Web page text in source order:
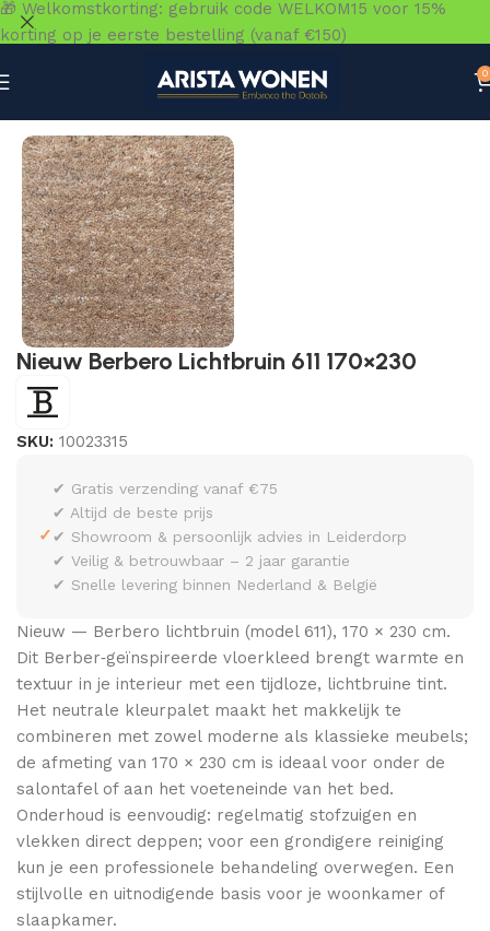
0
Nieuw Berbero Lichtbruin 611 170×230
SKU: 10023315
✓
✔ Gratis verzending vanaf €75
✔ Altijd de beste prijs
✔ Showroom & persoonlijk advies in Leiderdorp
✔ Veilig & betrouwbaar – 2 jaar garantie
✔ Snelle levering binnen Nederland & België
Nieuw — Berbero lichtbruin (model 611), 170 × 230 cm.
Dit Berber‑geïnspireerde vloerkleed brengt warmte en
textuur in je interieur met een tijdloze, lichtbruine tint.
Het neutrale kleurpalet maakt het makkelijk te
combineren met zowel moderne als klassieke meubels;
de afmeting van 170 × 230 cm is ideaal voor onder de
salontafel of aan het voeteneinde van het bed.
Onderhoud is eenvoudig: regelmatig stofzuigen en
vlekken direct deppen; voor een grondigere reiniging
kun je een professionele behandeling overwegen. Een
stijlvolle en uitnodigende basis voor je woonkamer of
slaapkamer.
🎁 Welkomstkorting: gebruik code WELKOM15 voor 15%
korting op je eerste bestelling (vanaf €150)